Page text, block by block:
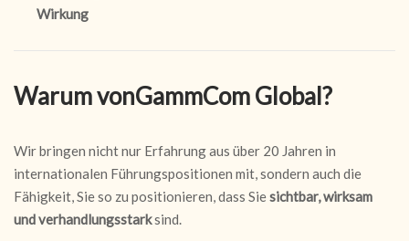
Wirkung
Warum vonGammCom Global?
Wir bringen nicht nur Erfahrung aus über 20 Jahren in
internationalen Führungspositionen mit, sondern auch die
Fähigkeit, Sie so zu positionieren, dass Siesichtbar, wirksam
und verhandlungsstarksind.